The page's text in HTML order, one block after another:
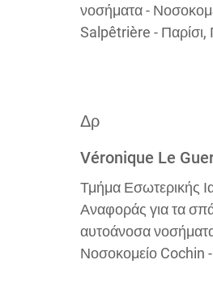
νοσήματα -
Salpêtrière - Παρίσι,
Δρ
Véronique Le
Τμήμα Εσωτερικής
Αναφοράς για τα
αυτοάνοσα
Νοσοκομείο Cochin -